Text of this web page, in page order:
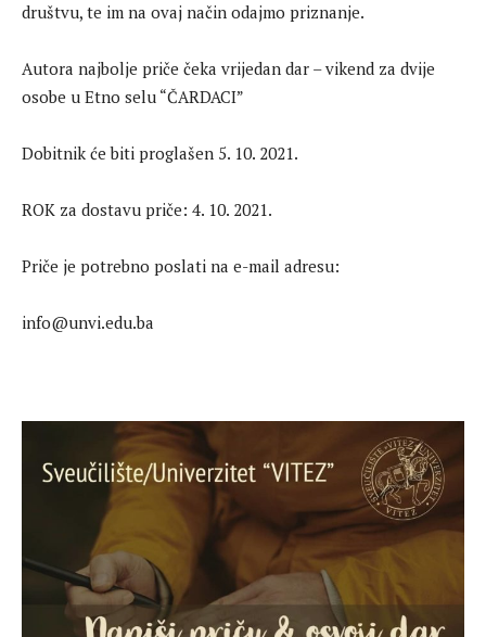
društvu, te im na ovaj način odajmo priznanje.
Autora najbolje priče čeka vrijedan dar – vikend za dvije
osobe u Etno selu “ČARDACI”
Dobitnik će biti proglašen 5. 10. 2021.
ROK za dostavu priče: 4. 10. 2021.
Priče je potrebno poslati na e-mail adresu:
info@unvi.edu.ba